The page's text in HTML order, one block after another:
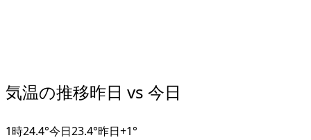
気温の推移昨日 vs 今日
1時24.4°今日23.4°昨日+1°